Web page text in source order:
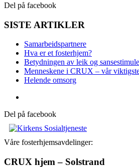
Del på facebook
SISTE ARTIKLER
Samarbeidspartnere
Hva er et fosterhjem?
Betydningen av leik og
Menneskene i CRUX – vår
Helende omsorg
Del på facebook
Våre fosterhjemsavdelinger:
CRUX hjem – Solstrand